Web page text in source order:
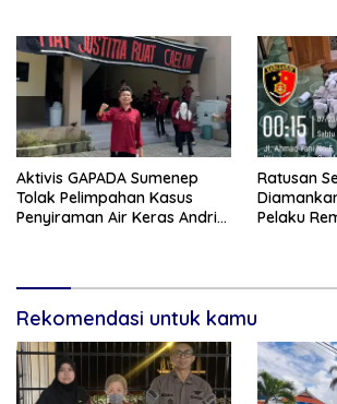
Aktivis GAPADA Sumenep
Tolak Pelimpahan Kasus
Penyiraman Air Keras Andrie
Ratusan
Pelaku
Rekomendasi untuk kamu